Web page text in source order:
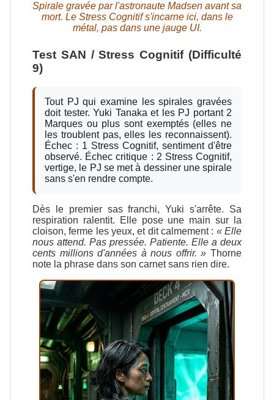
Spirale gravée par l'astronaute Madsen avant sa
mort. Le Stress Cognitif s'incarne ici, dans le
métal, pas dans une jauge UI.
Test SAN / Stress Cognitif (Difficulté
9)
Tout PJ qui examine les spirales gravées
doit tester. Yuki Tanaka et les PJ portant 2
Marques ou plus sont exemptés (elles ne
les troublent pas, elles les reconnaissent).
Échec : 1 Stress Cognitif, sentiment d'être
observé. Échec critique : 2 Stress Cognitif,
vertige, le PJ se met à dessiner une spirale
sans s'en rendre compte.
Dès le premier sas franchi, Yuki s'arrête. Sa
respiration ralentit. Elle pose une main sur la
cloison, ferme les yeux, et dit calmement : « Elle
nous attend. Pas pressée. Patiente. Elle a deux
cents millions d'années à nous offrir. » Thorne
note la phrase dans son carnet sans rien dire.